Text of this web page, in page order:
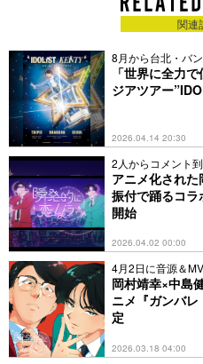
関連
8月から台北・バ
「世界に全力
ジアツアー
2026.04.14 20:30
2人からコメント
アニメ化され
振付で踊るコ
開始
2026.04.02 00:00
4月2日に音源＆
岡村靖幸×中島
ニメ『ガンバ
定
2026.03.18 04:00